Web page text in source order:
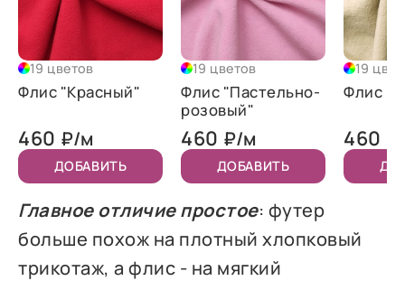
19 цветов
Флис "Красный"
460 ₽/м
ДОБАВИТЬ
19 цветов
Флис "Пастельно-
розовый"
460 ₽/м
ДОБАВИТЬ
19
Флис
460
Главное отличие простое: футер
больше похож на плотный хлопковый
трикотаж, а флис - на мягкий